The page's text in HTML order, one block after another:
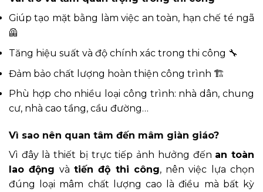
Giúp tạo mặt bằng làm việc an toàn, hạn chế té ngã
🦺
Tăng hiệu suất và độ chính xác trong thi công 🔧
Đảm bảo chất lượng hoàn thiện công trình 🏗️
Phù hợp cho nhiều loại công trình: nhà dân, chung
cư, nhà cao tầng, cầu đường…
Vì sao nên quan tâm đến mâm giàn giáo?
Vì đây là thiết bị trực tiếp ảnh hưởng đến an toàn
lao động và tiến độ thi công, nên việc lựa chọn
đúng loại mâm chất lượng cao là điều mà bất kỳ